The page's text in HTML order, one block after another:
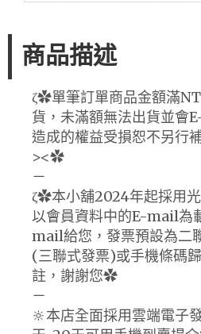
商品描述
ζ✿單筆訂單商品金額滿
貨，未滿額無法出貨並會
造成的權益受損恕不另行
><✿
－
ζ✿本小舖2024年起採用
以會員資料中的E-mail為
mail給您，發票預設為二
(三聯式發票)或手機條碼
註，謝謝您✿
－
🔆本店全面採用雲端電子